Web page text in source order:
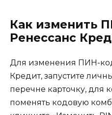
Как изменить
Ренессанс
Для изменения ПИН-
Кредит, запустите
перечне карточку, для
поменять кодовую